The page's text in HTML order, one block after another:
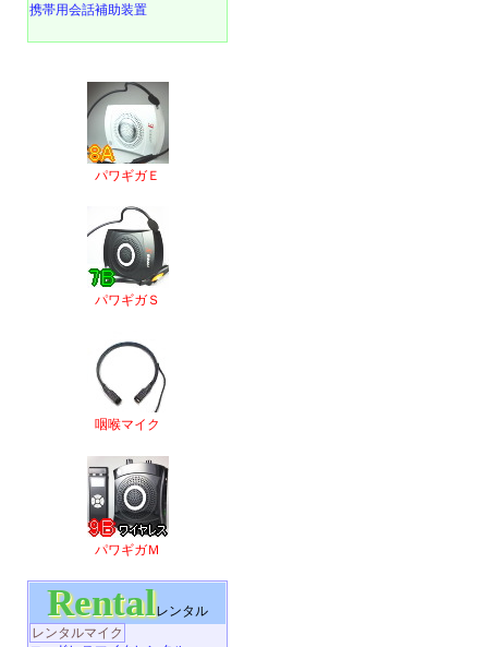
携帯用会話補助装置
パワギガＥ
パワギガＳ
咽喉マイク
パワギガＭ
Rentalレンタル
レンタルマイク